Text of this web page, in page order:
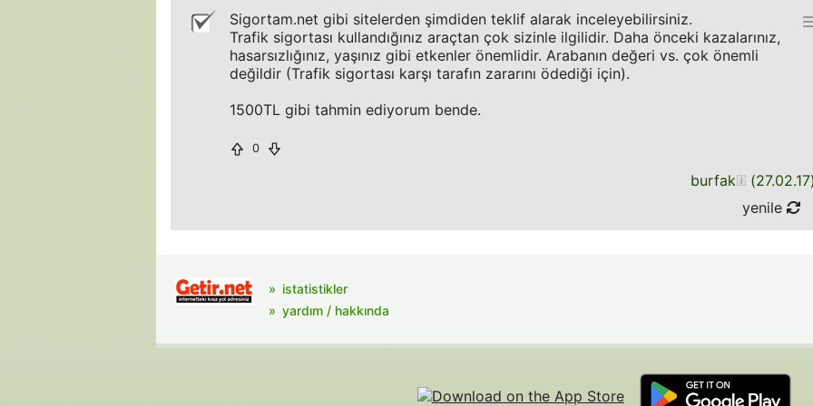
Sigortam.net gibi sitelerden şimdiden teklif alarak inceleyebilirsiniz.
Trafik sigortası kullandığınız araçtan çok sizinle ilgilidir. Daha önceki kazalarınız,
hasarsızlığınız, yaşınız gibi etkenler önemlidir. Arabanın değeri vs. çok önemli
değildir (Trafik sigortası karşı tarafın zararını ödediği için).
1500TL gibi tahmin ediyorum bende.
0
burfak (27.02.17
yenile
istatistikler
yardım / hakkında